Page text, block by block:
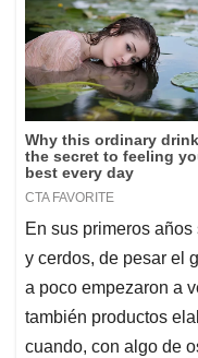
En sus primeros
y cerdos, de pesar el
a poco empezaron a
también productos
cuando, con algo de